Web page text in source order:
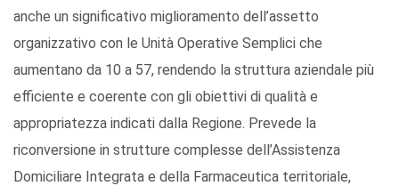
anche un significativo miglioramento dell’assetto
organizzativo con le Unità Operative Semplici che
aumentano da 10 a 57, rendendo la struttura aziendale più
efficiente e coerente con gli obiettivi di qualità e
appropriatezza indicati dalla Regione. Prevede la
riconversione in strutture complesse dell’Assistenza
Domiciliare Integrata e della Farmaceutica territoriale,